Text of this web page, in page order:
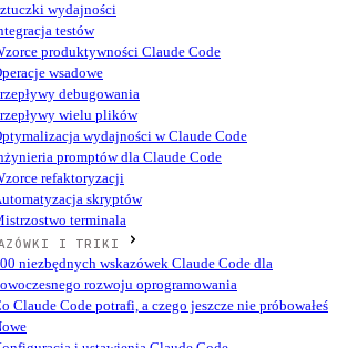
wydajności
testów
produktywności Claude Code
wsadowe
debugowania
wielu plików
wydajności w Claude Code
promptów dla Claude Code
refaktoryzacji
skryptów
terminala
I TRIKI
niezbędnych wskazówek Claude Code dla
rozwoju oprogramowania
Claude Code potrafi, a czego jeszcze nie próbowałeś